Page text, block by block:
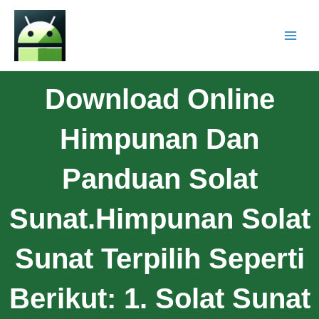
Download Online
Himpunan Dan
Panduan Solat
Sunat.Himpunan Solat
Sunat Terpilih Seperti
Berikut: 1. Solat Sunat